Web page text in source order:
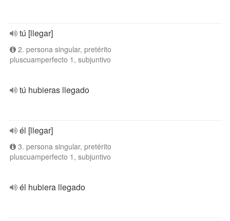
tú [llegar]
2. persona singular, pretérito
pluscuamperfecto 1, subjuntivo
tú hubieras llegado
él [llegar]
3. persona singular, pretérito
pluscuamperfecto 1, subjuntivo
él hubiera llegado